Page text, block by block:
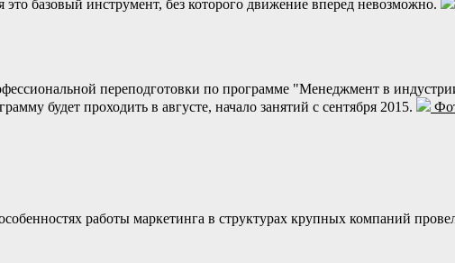
базовый инструмент, без которого движение вперед невозможно.
переподготовки по программе "Менеджмент в
будет проходить в августе, начало занятий с сентября 2015.
работы маркетинга в структурах крупных компаний